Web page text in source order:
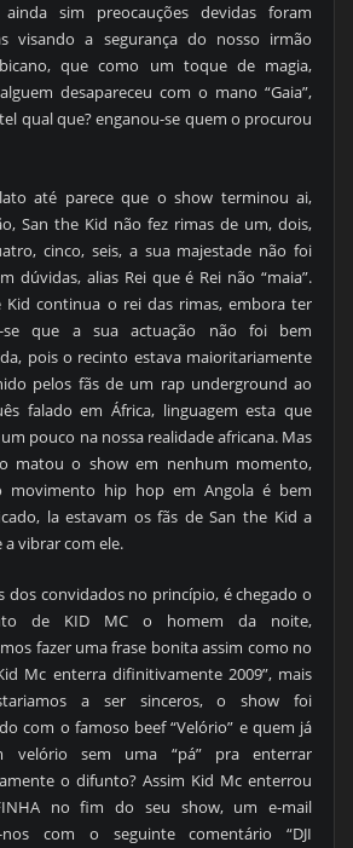
sim preocauções devidas foram
visando a segurança do nosso irmão
que como um toque de magia,
desapareceu com o mano “Gaia”,
qual que? enganou-se quem o procurou
até parece que o show terminou ai,
San the Kid não fez rimas de um, dois,
cinco, seis, a sua majestade não foi
dúvidas, alias Rei que é Rei não “maia”.
Kid continua o rei das rimas, embora ter
se que a sua actuação não foi bem
pois o recinto estava maioritariamente
pelos fãs de um rap underground ao
falado em África, linguagem esta que
pouco na nossa realidade africana. Mas
matou o show em nenhum momento,
movimento hip hop em Angola é bem
la estavam os fãs de San the Kid a
a vibrar com ele.
dos convidados no princípio, é chegado o
de KID MC o homem da noite,
fazer uma frase bonita assim como no
Mc enterra difinitivamente 2009”, mais
a ser sinceros, o show foi
com o famoso beef “Velório” e quem já
velório sem uma “pá” pra enterrar
o difunto? Assim Kid Mc enterrou
no fim do seu show, um e-mail
nos com o seguinte comentário “DJI